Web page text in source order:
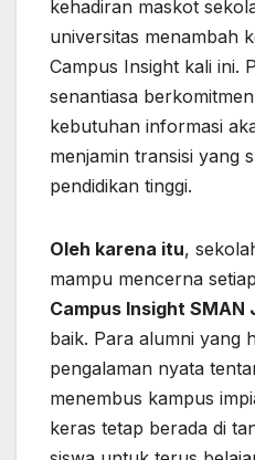
kehadiran maskot
universitas menambah
Campus Insight kali ini.
senantiasa
kebutuhan informasi
menjamin transisi yang
pendidikan tinggi.
Oleh karena itu,
mampu mencerna
Campus Insight SMAN
baik. Para alumni yang
pengalaman nyata
menembus kampus
keras tetap berada di